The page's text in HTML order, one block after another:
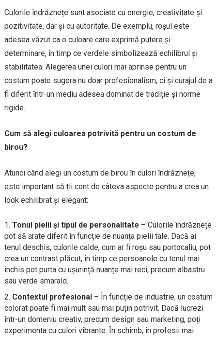
Culorile îndrăznețe sunt asociate cu energie, creativitate și
pozitivitate, dar și cu autoritate. De exemplu, roșul este
adesea văzut ca o culoare care exprimă putere și
determinare, în timp ce verdele simbolizează echilibrul și
stabilitatea. Alegerea unei culori mai aprinse pentru un
costum poate sugera nu doar profesionalism, ci și curajul de a
fi diferit într-un mediu adesea dominat de tradiție și norme
rigide.
Cum să alegi culoarea potrivită pentru un costum de
birou?
Atunci când alegi un costum de birou în culori îndrăznețe,
este important să ții cont de câteva aspecte pentru a crea un
look echilibrat și elegant:
Tonul pielii și tipul de personalitate – Culorile îndrăznețe
pot să arate diferit în funcție de nuanța pielii tale. Dacă ai
tenul deschis, culorile calde, cum ar fi roșu sau portocaliu, pot
crea un contrast plăcut, în timp ce persoanele cu tenul mai
închis pot purta cu ușurință nuanțe mai reci, precum albastru
sau verde smarald.
Contextul profesional– În funcție de industrie, un costum
colorat poate fi mai mult sau mai puțin potrivit. Dacă lucrezi
într-un domeniu creativ, precum design sau marketing, poți
experimenta cu culori vibrante. În schimb, în profesii mai